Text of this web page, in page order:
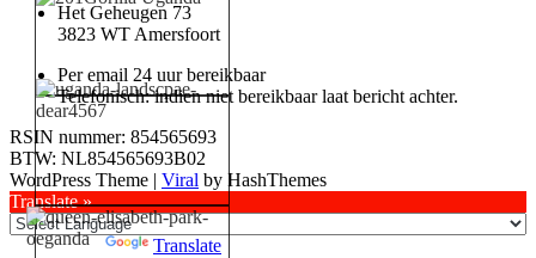
Het Geheugen 73
3823 WT Amersfoort
Per email 24 uur bereikbaar
Telefonisch: indien niet bereikbaar laat bericht achter.
RSIN nummer: 854565693
BTW: NL854565693B02
WordPress Theme | Viral by HashThemes
Translate »
Powered by Translate